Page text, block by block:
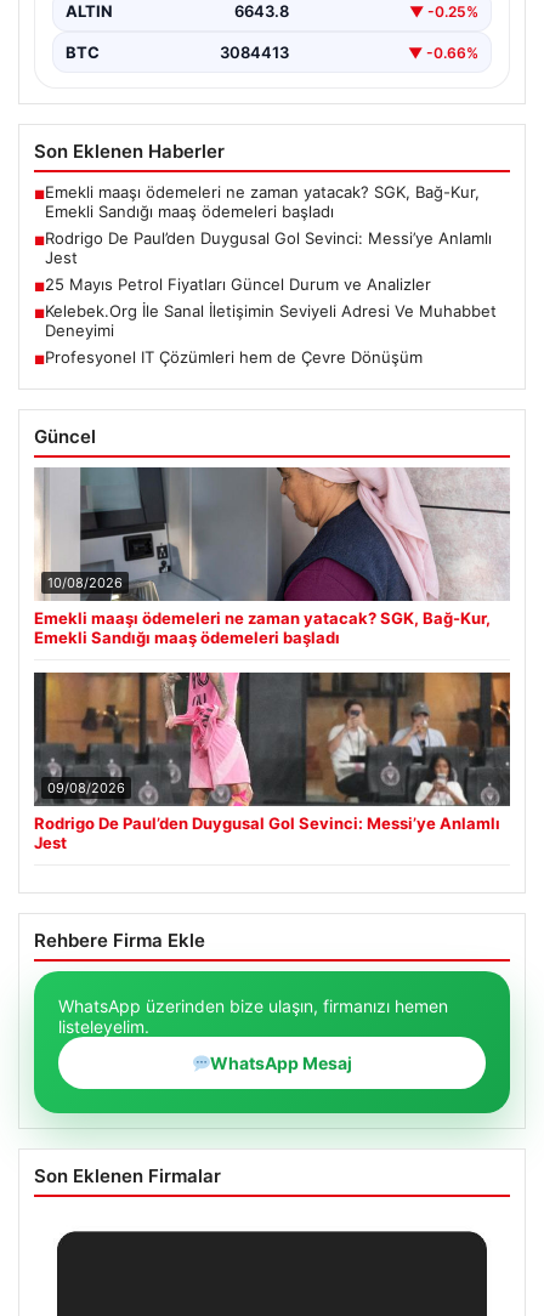
ALTIN 6643.8 ▼ -0.25%
BTC 3084413 ▼ -0.66%
Son Eklenen Haberler
■Emekli maaşı ödemeleri ne zaman yatacak? SGK, Bağ-Kur,
Emekli Sandığı maaş ödemeleri başladı
■Rodrigo De Paul’den Duygusal Gol Sevinci: Messi’ye Anlamlı
Jest
■25 Mayıs Petrol Fiyatları Güncel Durum ve Analizler
■Kelebek.Org İle Sanal İletişimin Seviyeli Adresi Ve Muhabbet
Deneyimi
■Profesyonel IT Çözümleri hem de Çevre Dönüşüm
Güncel
10/08/2026
Emekli maaşı ödemeleri ne zaman yatacak? SGK, Bağ-Kur,
Emekli Sandığı maaş ödemeleri başladı
09/08/2026
Rodrigo De Paul’den Duygusal Gol Sevinci: Messi’ye Anlamlı
Jest
Rehbere Firma Ekle
WhatsApp üzerinden bize ulaşın, firmanızı hemen
listeleyelim.
WhatsApp Mesaj
Son Eklenen Firmalar